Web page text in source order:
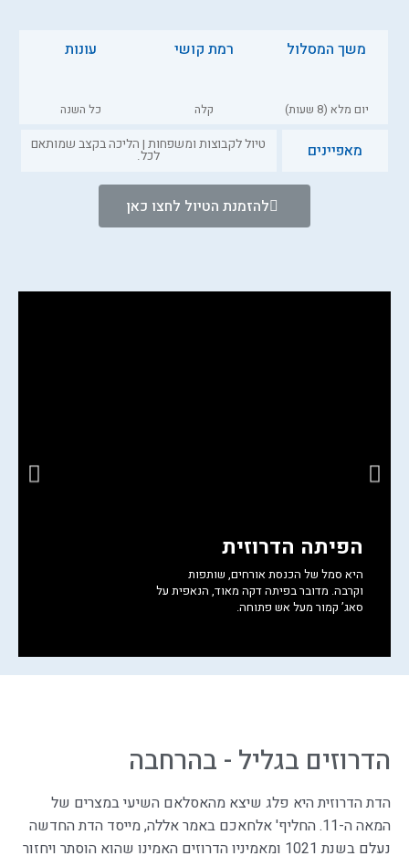
משך המסלול
יום מלא (8 שעות)
רמת קושי
קלה
עונות
כל השנה
מאפיינים טיול לקבוצות ומשפחות | הליכה בקצב שמותאם
לכל.
להזמנת הטיול לחצו כאן
הפיתה הדרוזית
היא סמל של הכנסת אורחים, שותפות
וקרבה. מדובר בפיתה דקה מאוד, הנאפית על
סאג’ קמור מעל אש פתוחה.
הדרוזים בגליל - בהרחבה
הדת הדרוזית היא פלג שיצא מהאסלאם השיעי במצרים של
המאה ה-11. החליף' אלחאכם באמר אללה, מייסד הדת החדשה
נעלם בשנת 1021 ומאמיניו הדרוזים האמינו שהוא הוסתר ויחזור